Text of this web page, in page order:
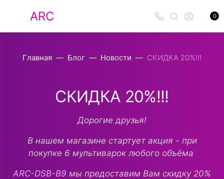
ARC 0
Главная Блог Новости СКИДКА 20%!!!
СКИДКА 20%!!!
Дорогие друзья!
В нашем магазине стартует акция - при
покупке 6 мультиварок любого объёма
ARC-DSB-B9 мы предоставим Вам скидку 20%